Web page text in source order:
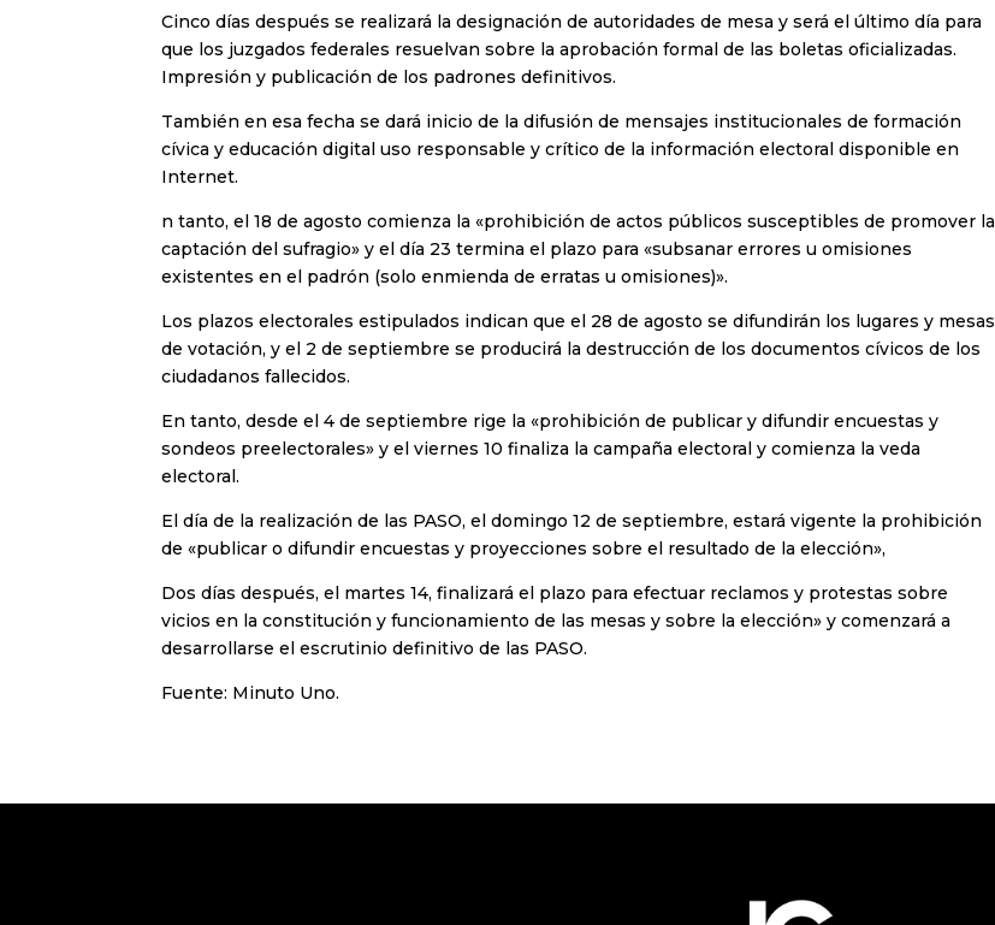
Cinco días después se realizará la designación de autoridades de mesa y será el último día para
que los juzgados federales resuelvan sobre la aprobación formal de las boletas oficializadas.
Impresión y publicación de los padrones definitivos.
También en esa fecha se dará inicio de la difusión de mensajes institucionales de formación
cívica y educación digital uso responsable y crítico de la información electoral disponible en
Internet.
n tanto, el 18 de agosto comienza la «prohibición de actos públicos susceptibles de promover la
captación del sufragio» y el día 23 termina el plazo para «subsanar errores u omisiones
existentes en el padrón (solo enmienda de erratas u omisiones)».
Los plazos electorales estipulados indican que el 28 de agosto se difundirán los lugares y mesas
de votación, y el 2 de septiembre se producirá la destrucción de los documentos cívicos de los
ciudadanos fallecidos.
En tanto, desde el 4 de septiembre rige la «prohibición de publicar y difundir encuestas y
sondeos preelectorales» y el viernes 10 finaliza la campaña electoral y comienza la veda
electoral.
El día de la realización de las PASO, el domingo 12 de septiembre, estará vigente la prohibición
de «publicar o difundir encuestas y proyecciones sobre el resultado de la elección»,
Dos días después, el martes 14, finalizará el plazo para efectuar reclamos y protestas sobre
vicios en la constitución y funcionamiento de las mesas y sobre la elección» y comenzará a
desarrollarse el escrutinio definitivo de las PASO.
Fuente: Minuto Uno.